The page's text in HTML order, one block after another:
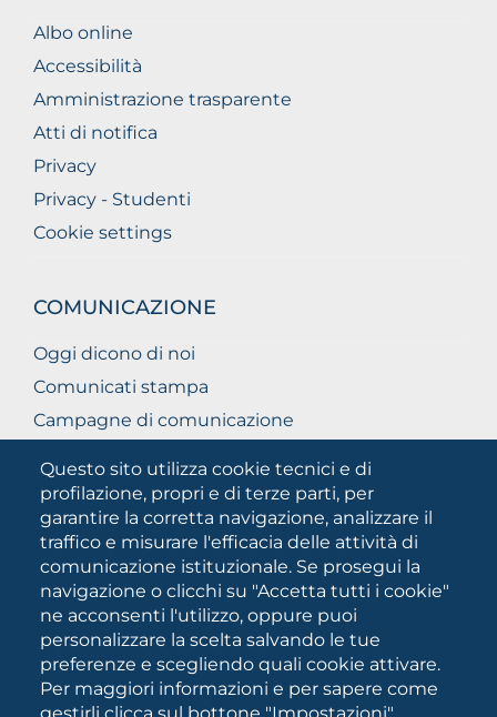
Questo sito utilizza cookie tecnici e di
profilazione, propri e di terze parti, per
garantire la corretta navigazione, analizzare il
traffico e misurare l'efficacia delle attività di
comunicazione istituzionale. Se prosegui la
navigazione o clicchi su "Accetta tutti i cookie"
ne acconsenti l'utilizzo, oppure puoi
personalizzare la scelta salvando le tue
preferenze e scegliendo quali cookie attivare.
Per maggiori informazioni e per sapere come
Albo online
Accessibilità
Amministrazione trasparente
Atti di notifica
Privacy
Privacy - Studenti
Cookie settings
COMUNICAZIONE
Oggi dicono di noi
Comunicati stampa
Campagne di comunicazione
Unifg Mag
Manuale di identità visiva
Facts and figures
SOCIAL
MEDIA